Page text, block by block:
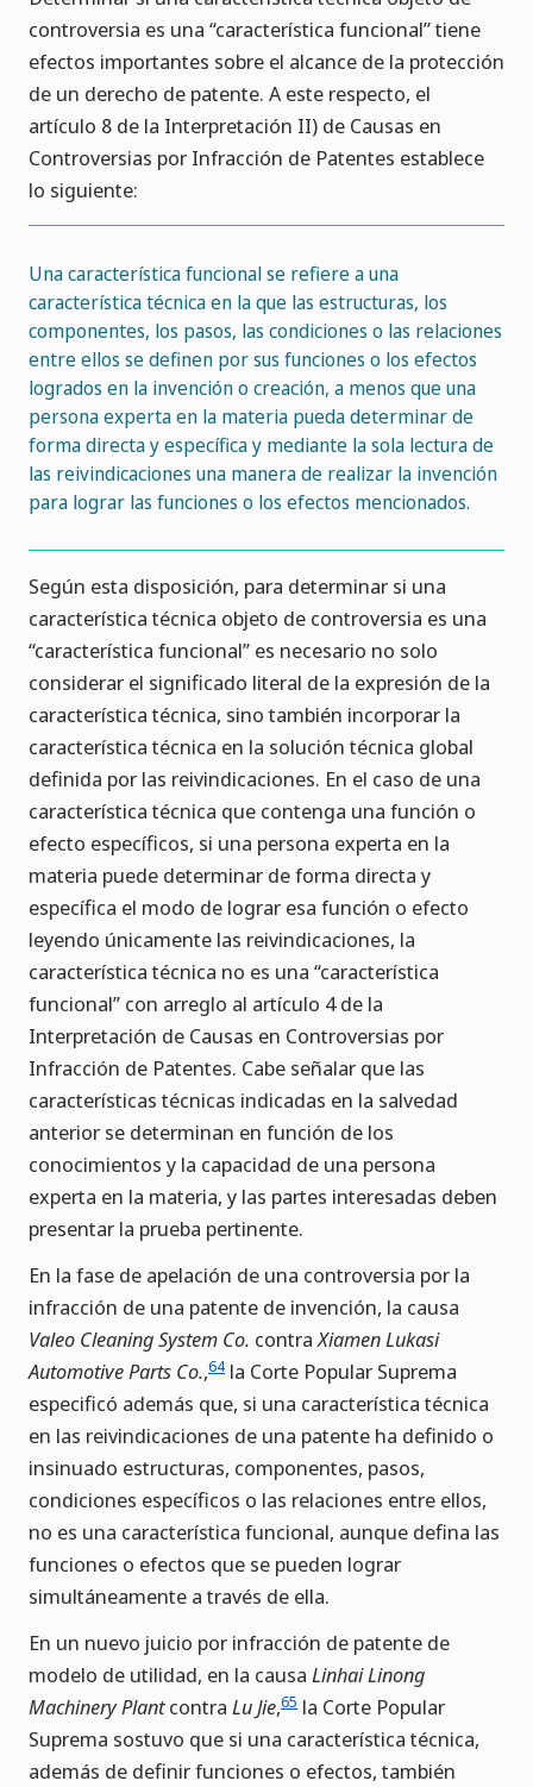
controversia es una “característica funcional” tiene
efectos importantes sobre el alcance de la protección
de un derecho de patente. A este respecto, el
artículo 8 de la Interpretación II) de Causas en
Controversias por Infracción de Patentes establece
lo siguiente:
Una característica funcional se refiere a una
característica técnica en la que las estructuras, los
componentes, los pasos, las condiciones o las relaciones
entre ellos se definen por sus funciones o los efectos
logrados en la invención o creación, a menos que una
persona experta en la materia pueda determinar de
forma directa y específica y mediante la sola lectura de
las reivindicaciones una manera de realizar la invención
para lograr las funciones o los efectos mencionados.
Según esta disposición, para determinar si una
característica técnica objeto de controversia es una
“característica funcional” es necesario no solo
considerar el significado literal de la expresión de la
característica técnica, sino también incorporar la
característica técnica en la solución técnica global
definida por las reivindicaciones. En el caso de una
característica técnica que contenga una función o
efecto específicos, si una persona experta en la
materia puede determinar de forma directa y
específica el modo de lograr esa función o efecto
leyendo únicamente las reivindicaciones, la
característica técnica no es una “característica
funcional” con arreglo al artículo 4 de la
Interpretación de Causas en Controversias por
Infracción de Patentes. Cabe señalar que las
características técnicas indicadas en la salvedad
anterior se determinan en función de los
conocimientos y la capacidad de una persona
experta en la materia, y las partes interesadas deben
presentar la prueba pertinente.
En la fase de apelación de una controversia por la
infracción de una patente de invención, la causa
Valeo Cleaning System Co. contraXiamen Lukasi
Automotive Parts Co.,64 la Corte Popular Suprema
especificó además que, si una característica técnica
en las reivindicaciones de una patente ha definido o
insinuado estructuras, componentes, pasos,
condiciones específicos o las relaciones entre ellos,
no es una característica funcional, aunque defina las
funciones o efectos que se pueden lograr
simultáneamente a través de ella.
En un nuevo juicio por infracción de patente de
modelo de utilidad, en la causa Linhai Linong
Machinery Plantcontra Lu Jie,65 la Corte Popular
Suprema sostuvo que si una característica técnica,
además de definir funciones o efectos, también